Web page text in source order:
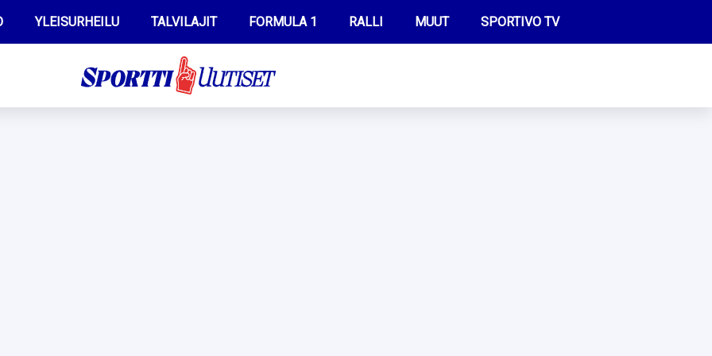
YLEISURHEILU TALVILAJIT FORMULA 1 RALLI MUUT SPORTIVO TV